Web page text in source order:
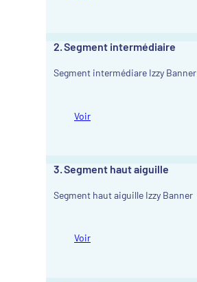
2 Segment intermédiaire
Segment intermédiare Izzy Banner
Voir
3 Segment haut aiguille
Segment haut aiguille Izzy Banner
Voir